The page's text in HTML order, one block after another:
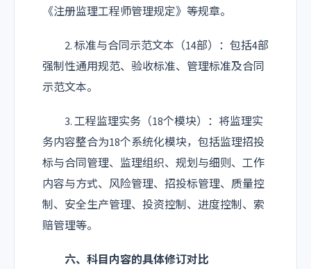
《注册监理工程师管理规定》等规章。
2. 标准与合同示范文本（14部）：包括4部
强制性通用规范、验收标准、管理标准及合同
示范文本。
3. 工程监理实务（18个模块）：将监理实
务内容整合为18个系统化模块，包括监理招投
标与合同管理、监理组织、规划与细则、工作
内容与方式、风险管理、招投标管理、质量控
制、安全生产管理、投资控制、进度控制、索
赔管理等。
六、科目内容的具体修订对比